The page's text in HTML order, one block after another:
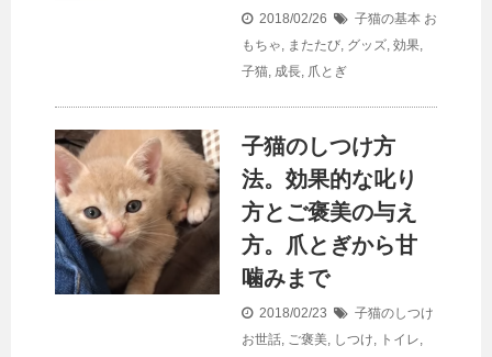
2018/02/26 子猫の基本 お
もちゃ, またたび, グッズ, 効果,
子猫, 成長, 爪とぎ
子猫のしつけ方
法。効果的な叱り
方とご褒美の与え
方。爪とぎから甘
噛みまで
2018/02/23
子猫のしつけ
お世話, ご褒美, しつけ, トイレ,